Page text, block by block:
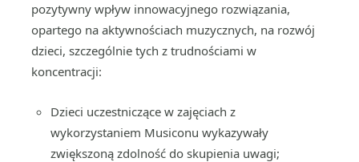
pozytywny wpływ innowacyjnego rozwiązania,
opartego na aktywnościach muzycznych, na rozwój
dzieci, szczególnie tych z trudnościami w
koncentracji:
Dzieci uczestniczące w zajęciach z
wykorzystaniem Musiconu wykazywały
zwiększoną zdolność do skupienia uwagi;